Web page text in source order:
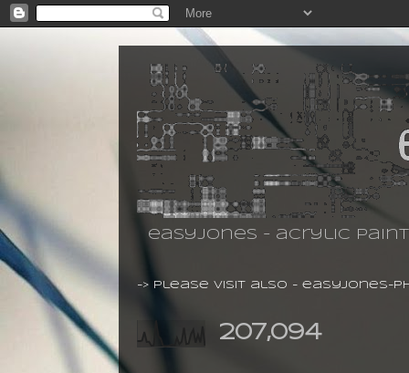
easyjones - acrylic
-> please visit also - easyjones-
207,094